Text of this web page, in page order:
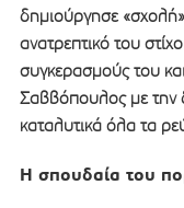
δημιούργησε
ανατρεπτικό του
συγκερασμούς του
Σαββόπουλος με την
καταλυτικά όλα τα
Η σπουδαία του